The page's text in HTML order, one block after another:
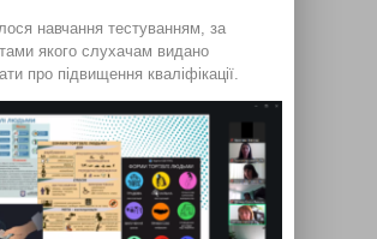
навчання тестуванням, за
якого слухачам видано
про підвищення кваліфікації.